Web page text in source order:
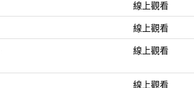
線上觀看
線上觀看
線上觀看
線上觀看